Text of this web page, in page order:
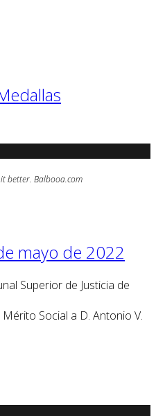
better. Balbooa.com
mayo de 2022
Superior de Justicia de
Social a D. Antonio V.